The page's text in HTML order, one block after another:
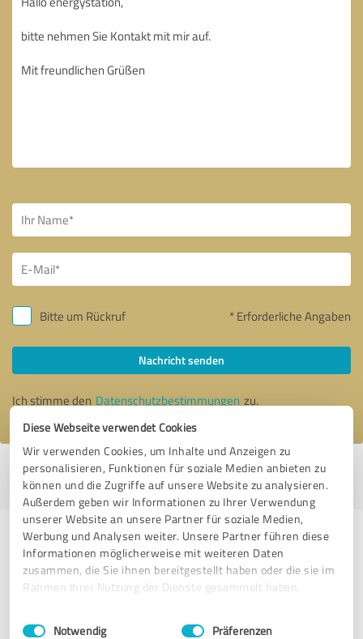
Diese Webseite verwendet Cookies
Wir verwenden Cookies, um Inhalte und Anzeigen zu
personalisieren, Funktionen für soziale Medien anbieten zu
können und die Zugriffe auf unsere Website zu analysieren.
Außerdem geben wir Informationen zu Ihrer Verwendung
unserer Website an unsere Partner für soziale Medien,
Werbung und Analysen weiter. Unsere Partner führen diese
Informationen möglicherweise mit weiteren Daten
zusammen, die Sie ihnen bereitgestellt haben oder die sie im
Rahmen Ihrer Nutzung der Dienste gesammelt haben.
Impressum Datenschutzbestimmungen
Einwilligungsauswahl
Notwendig Präferenzen
Bitte um Rückruf * Erforderliche Angaben
Nachricht senden
Ich stimme den Datenschutzbestimmungen zu.
Profil aktiv seit 31.01.2021 |Letzte Aktualisierung: 10.05.2026|Profil
melden
Erfahrungen zu weiteren
Anbietern aus dem Bereich
Handwerk
enerix Oderland - Photovoltaik & Stromspeicher